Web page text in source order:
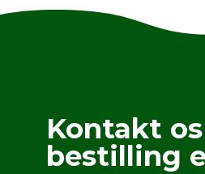
Kontakt
bestilling